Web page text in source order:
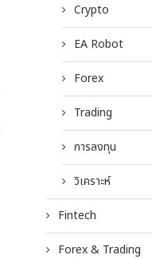
Crypto
EA Robot
Forex
Trading
การลงทุน
วิเคราะห์
Fintech
Forex & Trading